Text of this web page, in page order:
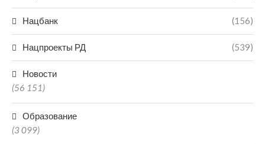
Нацбанк (156)
Нацпроекты РД (539)
Новости
(56 151)
Образование
(3 099)